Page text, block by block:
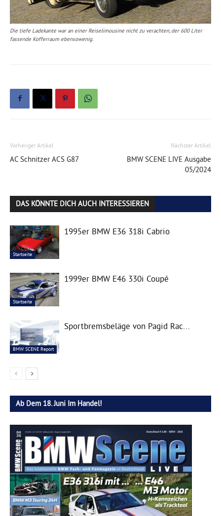
Die tiefe Ladekante war an einer Reiselimousine nicht zu verachten, der 600 Liter
fassende Kofferraum ebensowenig.
Vorheriger Artikel
AC Schnitzer ACS G87
Nächster Artikel
BMW SCENE LIVE Ausgabe
05/2024
DAS KÖNNTE DICH AUCH INTERESSIEREN
Startseite
1995er BMW E36 318i Cabrio
Startseite
1999er BMW E46 330i Coupé
BMW SCENE Report
Sportbremsbeläge von Pagid Rac...
Ab Dem 18. Juni Im Handel!